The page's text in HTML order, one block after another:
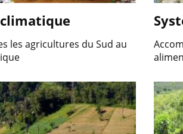
les agricultures du Sud au